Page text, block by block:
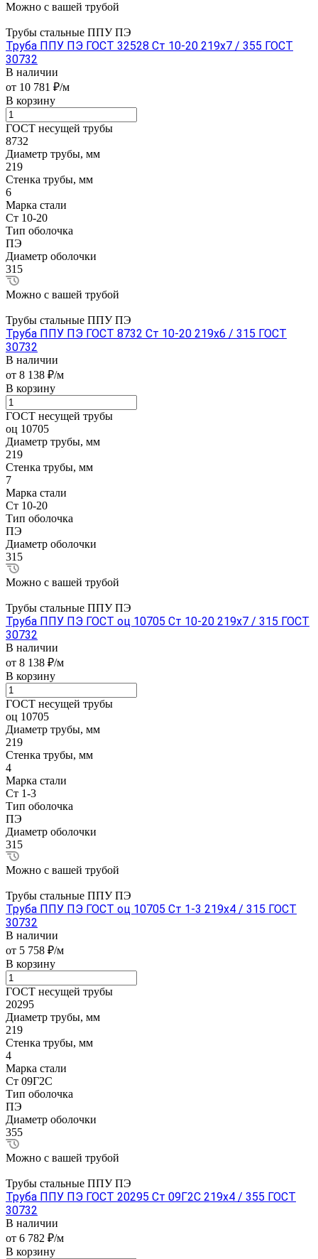
Можно с вашей трубой
Трубы стальные ППУ ПЭ
Труба ППУ ПЭ ГОСТ 32528 Ст 10-20 219x7 / 355 ГОСТ
30732
В наличии
от 10 781 ₽/м
В корзину
ГОСТ несущей трубы
8732
Диаметр трубы, мм
219
Стенка трубы, мм
6
Марка стали
Ст 10-20
Тип оболочка
ПЭ
Диаметр оболочки
315
Можно с вашей трубой
Трубы стальные ППУ ПЭ
Труба ППУ ПЭ ГОСТ 8732 Ст 10-20 219x6 / 315 ГОСТ
30732
В наличии
от 8 138 ₽/м
В корзину
ГОСТ несущей трубы
оц 10705
Диаметр трубы, мм
219
Стенка трубы, мм
7
Марка стали
Ст 10-20
Тип оболочка
ПЭ
Диаметр оболочки
315
Можно с вашей трубой
Трубы стальные ППУ ПЭ
Труба ППУ ПЭ ГОСТ оц 10705 Ст 10-20 219x7 / 315 ГОСТ
30732
В наличии
от 8 138 ₽/м
В корзину
ГОСТ несущей трубы
оц 10705
Диаметр трубы, мм
219
Стенка трубы, мм
4
Марка стали
Ст 1-3
Тип оболочка
ПЭ
Диаметр оболочки
315
Можно с вашей трубой
Трубы стальные ППУ ПЭ
Труба ППУ ПЭ ГОСТ оц 10705 Ст 1-3 219x4 / 315 ГОСТ
30732
В наличии
от 5 758 ₽/м
В корзину
ГОСТ несущей трубы
20295
Диаметр трубы, мм
219
Стенка трубы, мм
4
Марка стали
Ст 09Г2С
Тип оболочка
ПЭ
Диаметр оболочки
355
Можно с вашей трубой
Трубы стальные ППУ ПЭ
Труба ППУ ПЭ ГОСТ 20295 Ст 09Г2С 219x4 / 355 ГОСТ
30732
В наличии
от 6 782 ₽/м
В корзину